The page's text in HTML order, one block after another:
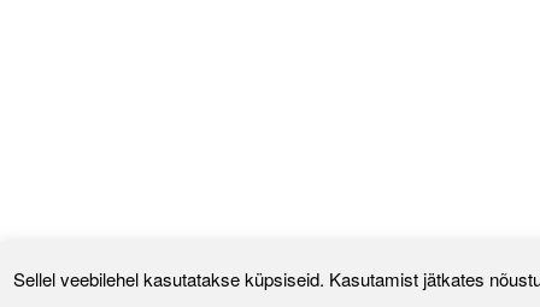
Sellel veebilehel kasutatakse küpsiseid. Kasutamist jätkates